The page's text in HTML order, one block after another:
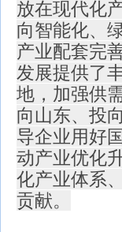
放在现代化
向智能化、
产业配套完
发展提供了
地，加强供
向山东、投
导企业用好
动产业优化
化产业体系
贡献。